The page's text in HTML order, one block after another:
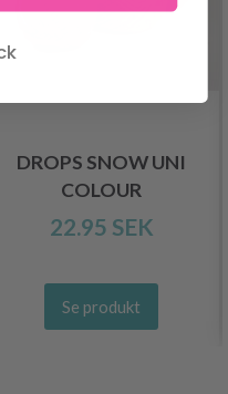
DROPS SNOW UNI
COLOUR
22.95 SEK
Se produkt